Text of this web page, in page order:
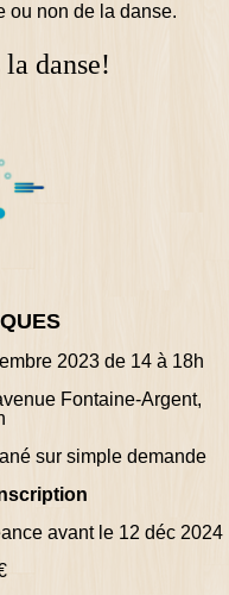
ou non de la danse.
danse!
2023 de 14 à 18h
Fontaine-Argent,
sur simple demande
avant le 12 déc 2024